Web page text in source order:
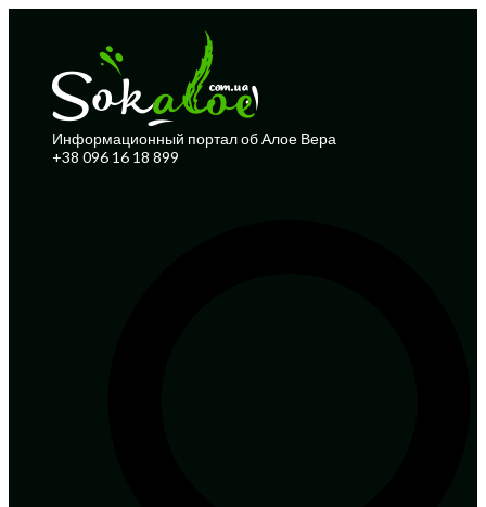
Информационный портал об Алое Вера
+38 096 16 18 899